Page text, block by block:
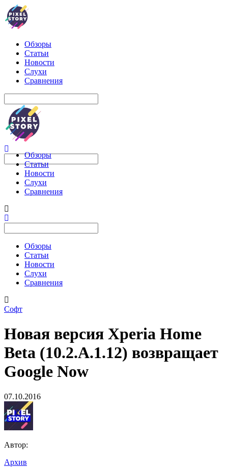
Обзоры
Статьи
Новости
Слухи
Сравнения
Обзоры
Статьи
Новости
Слухи
Сравнения
Обзоры
Статьи
Новости
Слухи
Сравнения
Софт
Новая версия Xperia Home
Beta (10.2.A.1.12) возвращает
Google Now
07.10.2016
Автор:
Архив